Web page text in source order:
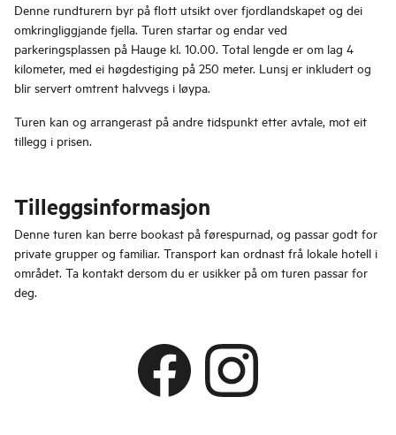
Denne rundturern byr på flott utsikt over fjordlandskapet og dei
omkringliggjande fjella. Turen startar og endar ved
parkeringsplassen på Hauge kl. 10.00. Total lengde er om lag 4
kilometer, med ei høgdestiging på 250 meter. Lunsj er inkludert og
blir servert omtrent halvvegs i løypa.
Turen kan og arrangerast på andre tidspunkt etter avtale, mot eit
tillegg i prisen.
Tilleggsinformasjon
Denne turen kan berre bookast på førespurnad, og passar godt for
private grupper og familiar. Transport kan ordnast frå lokale hotell i
området. Ta kontakt dersom du er usikker på om turen passar for
deg.